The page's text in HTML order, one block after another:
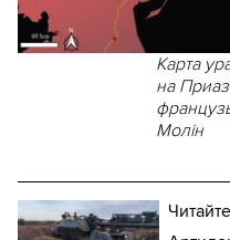
Карта
на
Молін